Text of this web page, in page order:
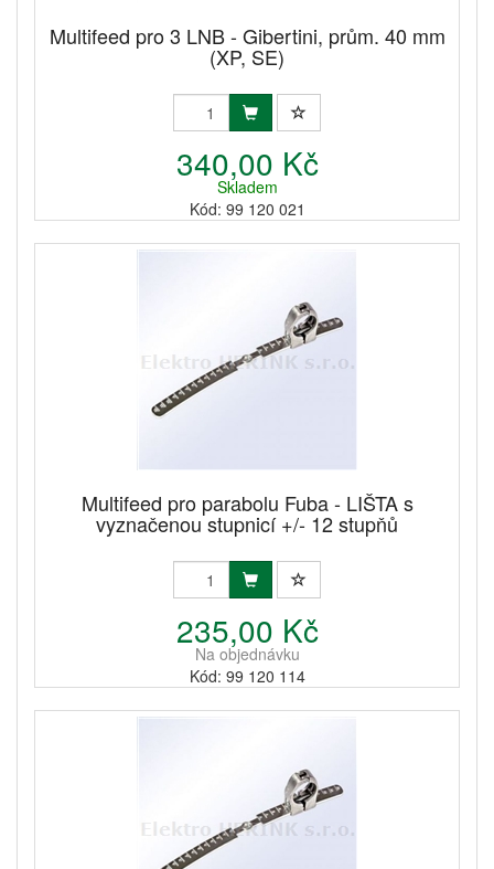
Multifeed pro 3 LNB - Gibertini, prům. 40 mm
(XP, SE)
340,00 Kč
Skladem
Kód: 99 120 021
Multifeed pro parabolu Fuba - LIŠTA s
vyznačenou stupnicí +/- 12 stupňů
235,00 Kč
Na objednávku
Kód: 99 120 114